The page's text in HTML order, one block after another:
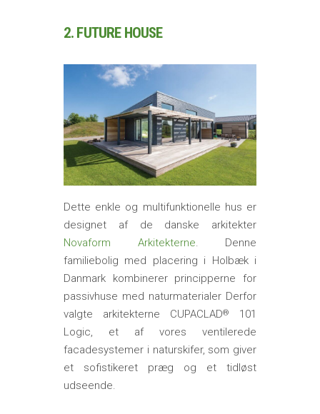
2. FUTURE HOUSE
Dette enkle og multifunktionelle hus er
designet af de danske arkitekter
Novaform Arkitekterne. Denne
familiebolig med placering i Holbæk i
Danmark kombinerer principperne for
passivhuse med naturmaterialer Derfor
valgte arkitekterne CUPACLAD®
101
Logic, et af vores ventilerede
facadesystemer i naturskifer, som giver
et sofistikeret præg og et tidløst
udseende.